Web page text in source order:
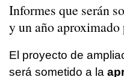
Informes que serán
y un año
El proyecto de
será sometido a la